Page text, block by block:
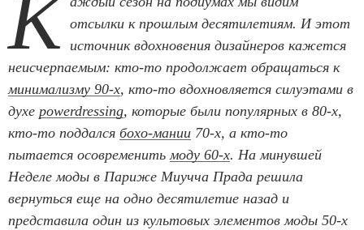
К отсылки к прошлым десятилетиям. И этот
источник вдохновения дизайнеров кажется
неисчерпаемым: кто-то продолжает обращаться к
минимализму 90-х, кто-то вдохновляется силуэтами в
духе powerdressing, которые были популярных в 80-х,
кто-то поддался бохо-мании 70-х, а кто-то
пытается осовременитьмоду 60-х. На минувшей
Неделе моды в Париже Миучча Прада решила
вернуться еще на одно десятилетие назад и
представила один из культовых элементов моды 50-х